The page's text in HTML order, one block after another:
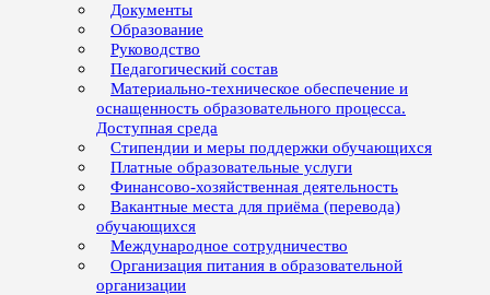
Документы
Образование
Руководство
Педагогический состав
Материально-техническое обеспечение и
оснащенность образовательного процесса.
Доступная среда
Стипендии и меры поддержки обучающихся
Платные образовательные услуги
Финансово-хозяйственная деятельность
Вакантные места для приёма (перевода)
обучающихся
Международное сотрудничество
Организация питания в образовательной
организации